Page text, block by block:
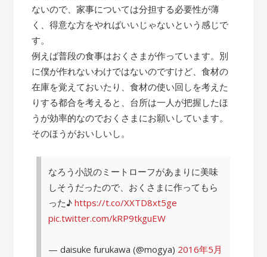
ないので、家事については分担する必要性が薄
く、得意な方をやればいいじゃないという感じで
す。
例えば普段の食事はおくさまが作っています。別
に僕が作れないわけではないのですけど、食材の
在庫を覚えておいたり、食材の使い回しを考えた
りする都合を考えると、台所は一人が把握したほ
うが効率的なのでおくさまにお願いしています。
そのほうがおいしいし。
なろう小説のミートローフがあまりに美味
しそうだったので、おくさまに作ってもら
った♪https://t.co/XXTD8xt5ge
pic.twitter.com/kRP9tkguEW
— daisuke furukawa (@mogya) 2016年5月